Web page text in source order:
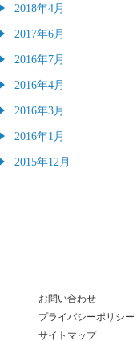
2018年4月
2017年6月
2016年7月
2016年4月
2016年3月
2016年1月
2015年12月
お問い合わせ
プライバシーポリシー
サイトマップ